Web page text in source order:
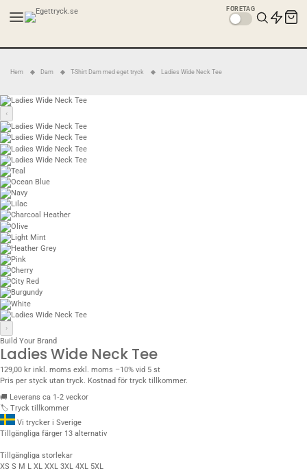
FÖRETAG
Hem Dam T-Shirt Dam med eget tryck Ladies Wide Neck Tee
‹
›
Build Your Brand
Ladies Wide Neck Tee
129,00 kr inkl. moms exkl. moms –10% vid 5 st
Pris per styck utan tryck. Kostnad för tryck tillkommer.
🚚 Leverans ca 1‑2 veckor
🏷️ Tryck tillkommer
Vi trycker i Sverige
Tillgängliga färger 13 alternativ
Tillgängliga storlekar
XS S M L XL XXL 3XL 4XL 5XL